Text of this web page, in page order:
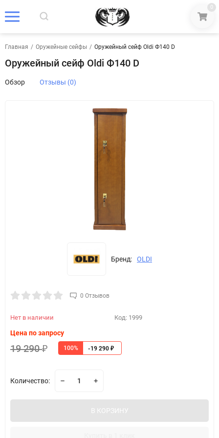
0
Главная / Оружейные сейфы / Оружейный сейф Oldi Ф140 D
Оружейный сейф Oldi Ф140 D
Обзор Отзывы (0)
Бренд: OLDI
0 Отзывов
Нет в наличии Код: 1999
Цена по запросу
19 290₽ 100% -19 290 ₽
Количество:
В КОРЗИНУ